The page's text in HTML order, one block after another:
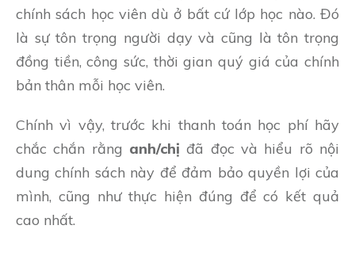
chính sách học viên dù ở bất cứ lớp học nào. Đó
là sự tôn trọng người dạy và cũng là tôn trọng
đồng tiền, công sức, thời gian quý giá của chính
bản thân mỗi học viên.
Chính vì vậy, trước khi thanh toán học phí hãy
chắc chắn rằng anh/chị đã đọc và hiểu rõ nội
dung chính sách này để đảm bảo quyền lợi của
mình, cũng như thực hiện đúng để có kết quả
cao nhất.